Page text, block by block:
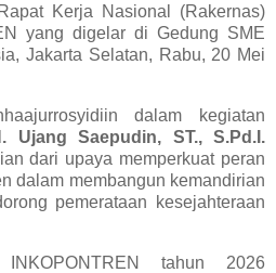
Kerja Nasional (Rakernas)
yang digelar di Gedung SME
Jakarta Selatan, Rabu, 20 Mei
dalam kegiatan
Ujang Saepudin, ST., S.Pd.I.
dari upaya memperkuat peran
dalam membangun kemandirian
pemerataan kesejahteraan
tahun 2026